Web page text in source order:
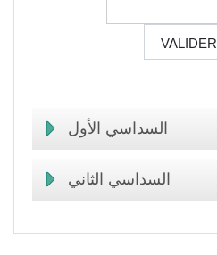
VALIDER
السداسي الأول
السداسي الثاني